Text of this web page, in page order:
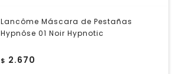
Lancôme Máscara de Pestañas
Hypnôse 01 Noir Hypnotic
$ 2.670